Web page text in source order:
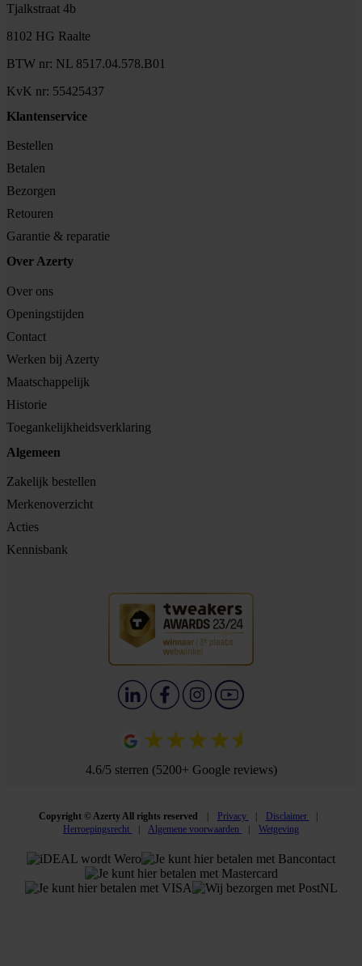
Tjalkstraat 4b
8102 HG Raalte
BTW nr: NL 8517.04.578.B01
KvK nr: 55425437
Klantenservice
Bestellen
Betalen
Bezorgen
Retouren
Garantie & reparatie
Over Azerty
Over ons
Openingstijden
Contact
Werken bij Azerty
Maatschappelijk
Historie
Toegankelijkheidsverklaring
Algemeen
Zakelijk bestellen
Merkenoverzicht
Acties
Kennisbank
4.6/5 sterren (5200+ Google reviews)
Copyright © Azerty All rights reserved Privacy
Disclaimer
Herroepingsrecht
Algemene voorwaarden Wetgeving